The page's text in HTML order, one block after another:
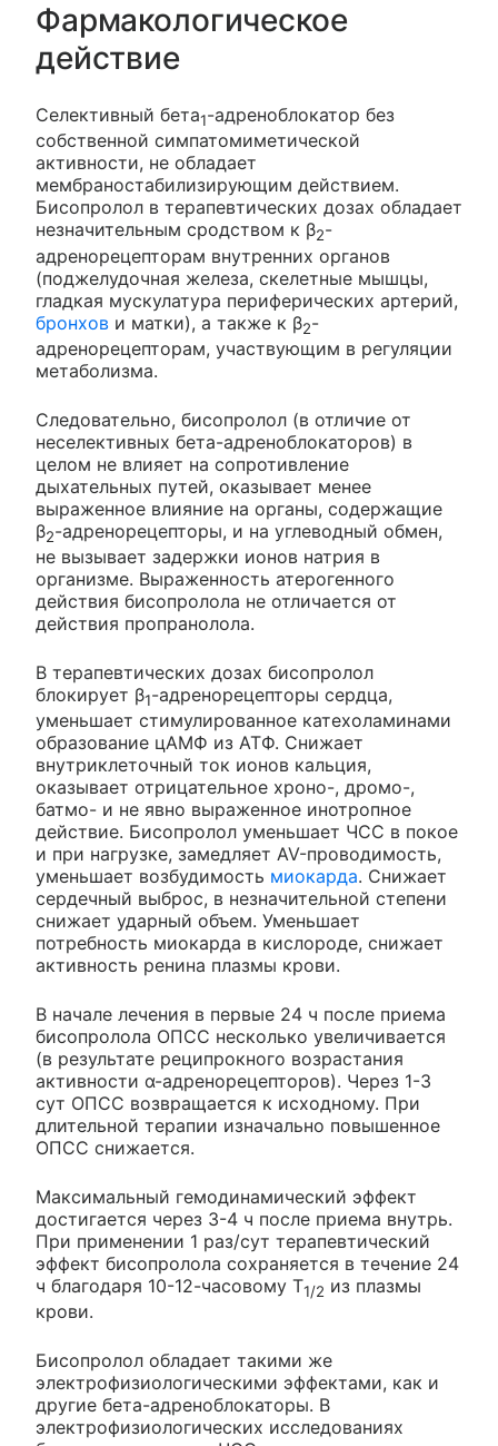
Фармакологическое
действие
Селективный бета1-адреноблокатор без
собственной симпатомиметической
активности, не обладает
мембраностабилизирующим действием.
Бисопролол в терапевтических дозах обладает
незначительным сродством к β2-
адренорецепторам внутренних органов
(поджелудочная железа, скелетные мышцы,
гладкая мускулатура периферических артерий,
бронхов и матки), а также к β2-
адренорецепторам, участвующим в регуляции
метаболизма.
Следовательно, бисопролол (в отличие от
неселективных бета-адреноблокаторов) в
целом не влияет на сопротивление
дыхательных путей, оказывает менее
выраженное влияние на органы, содержащие
β2-адренорецепторы, и на углеводный обмен,
не вызывает задержки ионов натрия в
организме. Выраженность атерогенного
действия бисопролола не отличается от
действия пропранолола.
В терапевтических дозах бисопролол
блокирует β1-адренорецепторы сердца,
уменьшает стимулированное катехоламинами
образование цАМФ из АТФ. Снижает
внутриклеточный ток ионов кальция,
оказывает отрицательное хроно-, дромо-,
батмо- и не явно выраженное инотропное
действие. Бисопролол уменьшает ЧСС в покое
и при нагрузке, замедляет AV-проводимость,
уменьшает возбудимость миокарда. Снижает
сердечный выброс, в незначительной степени
снижает ударный объем. Уменьшает
потребность миокарда в кислороде, снижает
активность ренина плазмы крови.
В начале лечения в первые 24 ч после приема
бисопролола ОПСС несколько увеличивается
(в результате реципрокного возрастания
активности α-адренорецепторов). Через 1-3
сут ОПСС возвращается к исходному. При
длительной терапии изначально повышенное
ОПСС снижается.
Максимальный гемодинамический эффект
достигается через 3-4 ч после приема внутрь.
При применении 1 раз/сут терапевтический
эффект бисопролола сохраняется в течение 24
ч благодаря 10-12-часовому Т1/2 из плазмы
крови.
Бисопролол обладает такими же
электрофизиологическими эффектами, как и
другие бета-адреноблокаторы. В
электрофизиологических исследованиях